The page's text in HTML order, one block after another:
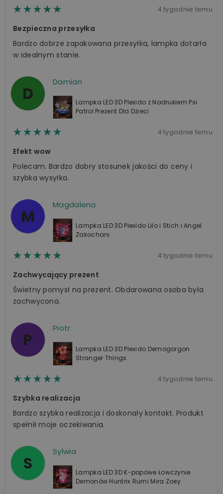
☆☆☆☆☆
★★★★★ 4 tygodnie temu
Bezpieczna przesyłka
Bardzo dobrze zapakowana przesyłka, lampka dotarła
w idealnym stanie.
D
Damian
Lampka LED 3D Plexido z Nadrukiem Psi
Patrol Prezent Dla Dzieci
☆☆☆☆☆
★★★★★ 4 tygodnie temu
Efekt wow
Polecam. Bardzo dobry stosunek jakości do ceny i
szybka wysyłka.
M
Magdalena
Lampka LED 3D Plexido Lilo i Stich i Angel
Zakochani
☆☆☆☆☆
★★★★★ 4 tygodnie temu
Zachwycający prezent
Świetny pomysł na prezent. Obdarowana osoba była
zachwycona.
P
Piotr
Lampka LED 3D Plexido Demogorgon
Stranger Things
☆☆☆☆☆
★★★★★ 4 tygodnie temu
Szybka realizacja
Bardzo szybka realizacja i doskonały kontakt. Produkt
spełnił moje oczekiwania.
S
Sylwia
Lampka LED 3D K-popowe Łowczynie
Demonów Huntrix Rumi Mira Zoey